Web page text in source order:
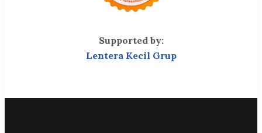
Supported by:
Lentera Kecil Grup